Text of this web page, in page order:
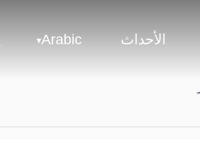
الأحداث Arabic